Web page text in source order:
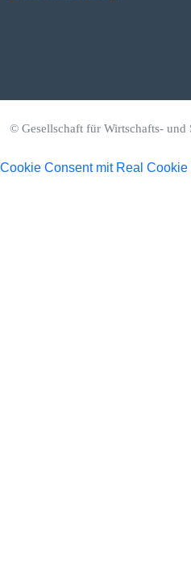
© Gesellschaft für Wirtschafts- und
Cookie Consent mit Real Cookie